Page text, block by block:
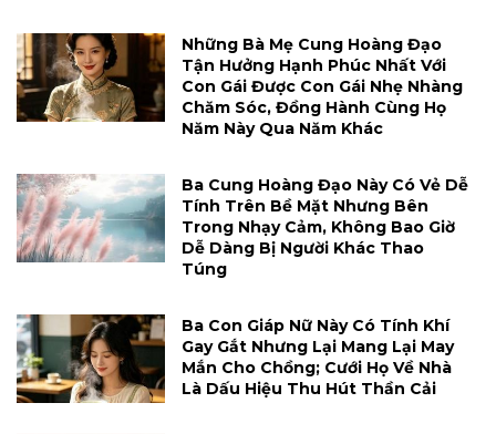
Những Bà Mẹ Cung Hoàng Đạo
Tận Hưởng Hạnh Phúc Nhất Với
Con Gái Được Con Gái Nhẹ Nhàng
Chăm Sóc, Đồng Hành Cùng Họ
Năm Này Qua Năm Khác
Ba Cung Hoàng Đạo Này Có Vẻ Dễ
Tính Trên Bề Mặt Nhưng Bên
Trong Nhạy Cảm, Không Bao Giờ
Dễ Dàng Bị Người Khác Thao
Túng
Ba Con Giáp Nữ Này Có Tính Khí
Gay Gắt Nhưng Lại Mang Lại May
Mắn Cho Chồng; Cưới Họ Về Nhà
Là Dấu Hiệu Thu Hút Thần Cải